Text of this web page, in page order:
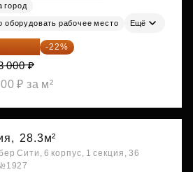
город
оборудовать рабочее место Ещё
140 ₽ -22%
000 ₽
₽ за м²
28.3м²
Сити, 6 корпус, 1 секция, 36